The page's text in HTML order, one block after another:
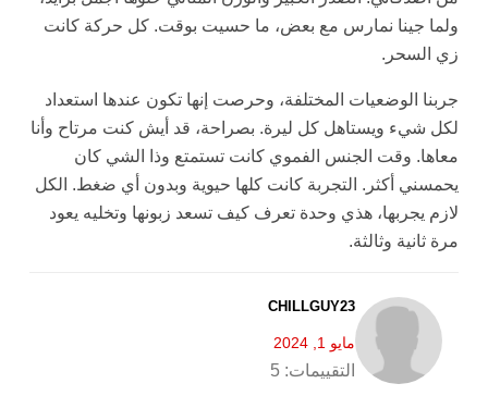
ولما جينا نمارس مع بعض، ما حسيت بوقت. كل حركة كانت
زي السحر.
جربنا الوضعيات المختلفة، وحرصت إنها تكون عندها استعداد
لكل شيء ويستاهل كل ليرة. بصراحة، قد أيش كنت مرتاح وأنا
معاها. وقت الجنس الفموي كانت تستمتع وذا الشي كان
يحمسني أكثر. التجربة كانت كلها حيوية وبدون أي ضغط. الكل
لازم يجربها، هذي وحدة تعرف كيف تسعد زبونها وتخليه يعود
مرة ثانية وثالثة.
CHILLGUY23
مايو 1, 2024
التقييمات: 5